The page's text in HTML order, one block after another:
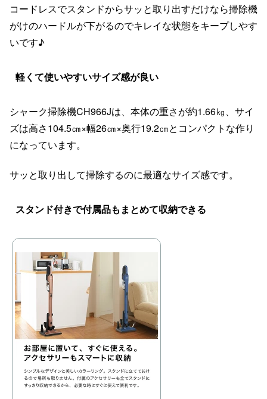
コードレスでスタンドからサッと取り出すだけなら掃除機
がけのハードルが下がるのでキレイな状態をキープしやす
いです♪
軽くて使いやすいサイズ感が良い
シャーク掃除機CH966Jは、本体の重さが約1.66㎏、サイ
ズは高さ104.5㎝×幅26㎝×奥行19.2㎝とコンパクトな作り
になっています。
サッと取り出して掃除するのに最適なサイズ感です。
スタンド付きで付属品もまとめて収納できる